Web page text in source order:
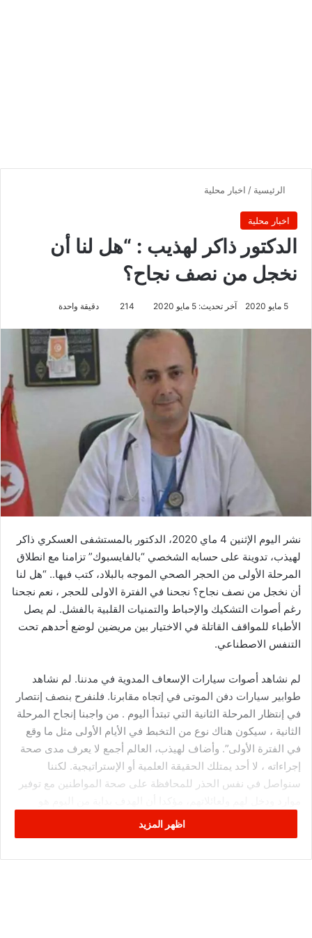
الرئيسية / اخبار محلية
اخبار محلية
الدكتور ذاكر لهذيب : “هل لنا أن
نخجل من نصف نجاح؟
5 مايو 2020 آخر تحديث: 5 مايو 2020 214 دقيقة واحدة
نشر اليوم الإثنين 4 ماي 2020، الدكتور بالمستشفى العسكري ذاكر
لهيذب، تدوينة على حسابه الشخصي “بالفايسبوك” تزامنا مع انطلاق
المرحلة الأولى من الحجر الصحي الموجه بالبلاد، كتب فيها.. “هل لنا
أن نخجل من نصف نجاح؟ نجحنا في الفترة الاولى للحجر ، نعم نجحنا
رغم أصوات التشكيك والإحباط والتمنيات القلبية بالفشل. لم يصل
الأطباء للمواقف القاتلة في الاختيار بين مريضين لوضع أحدهم تحت
التنفس الاصطناعي.
لم نشاهد أصوات سيارات الإسعاف المدوية في مدننا. لم نشاهد
طوابير سيارات دفن الموتى في إتجاه مقابرنا. فلنفرح بنصف إنتصار
في إنتظار المرحلة الثانية التي تبتدأ اليوم . من واجبنا إنجاح المرحلة
الثانية ، سيكون هناك نوع من التخبط في الأيام الأولى مثل ما وقع
في الفترة الأولى”. وأضاف لهيذب، العالم أجمع لا يعرف مدى صحة
إجراءاته ، لا أحد يمتلك الحقيقة العلمية أو الإستراتيجية. لكننا
سنواصل في نفس الحذر للمحافظة على صحة المواطنين مع توفير
تحويل نصف النجاح إلى نجاح كامل.
اظهر المزيد